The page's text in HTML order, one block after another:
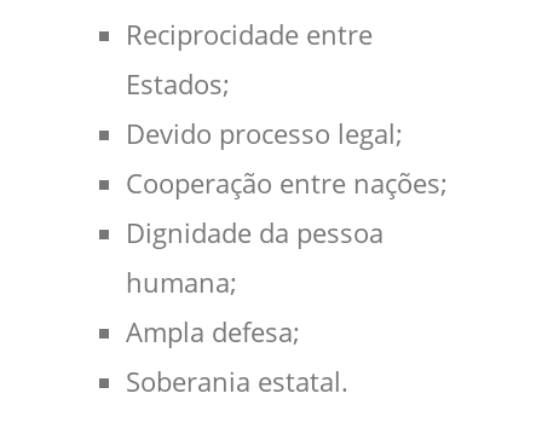
Reciprocidade entre
Estados;
Devido processo legal;
Cooperação entre nações;
Dignidade da pessoa
humana;
Ampla defesa;
Soberania estatal.